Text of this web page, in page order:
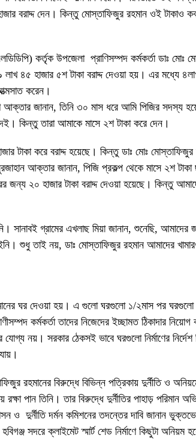
বরাদ্দ দেন। কিন্তু মোস্তাফিজুর রহমান ওই টাকাও
কর্তৃক উপজেলা প্রাণিসম্পদ কর্মকর্তা ডাঃ মোঃ
৪৫ হাজার ৫শ টাকা বরাদ্দ দেওয়া হয়। এর মধ্যে
করেন।
আক্তার জানান, তিনি ৩০ মাস ধরে আমি পিজির সদস্য
কিন্তু তারা আমাকে মাসে ২শ টাকা করে দেন।
টাকা করে বরাদ্দ হয়েছে। কিন্তু ডাঃ মোঃ মোস্তাফিজুর
আক্তার জানান, পিজি প্রকল্প থেকে মাসে ২শ টাকা
জন্য ২০ হাজার টাকা বরাদ্দ দেওয়া হয়েছে। কিন্তু
সানাবই গ্রামের এখলাছ মিয়া জানান, শুনেছি, আমাদের
শুধু তাই নয়, ডাঃ মোস্তাফিজুর রহমান আমাদের
ঘর দেওয়া হয়। এ গুলো ঘরগুলো ১/২মাস পর ঘরগুলো
কর্মকর্তা তাদের নিজেদের ইচ্ছামত ঠিকাদার নিয়োগ
যোগ্য নয়। সরকার ঠেকসই ভাবে ঘরগুলো নির্মাণের নির্দেশ
রহমানের বিরুদ্ধে বিভিন্ন পত্রিকায় দুর্নীতি ও
পান তিনি। তার বিরুদ্ধে দুর্নীতির পাহাড় পরিমান
ও দুর্নীতি দর্মন কমিশনের তদন্তের দাবি জানান
সদরে ক্লাইমেট স্মার্ট শেড নির্মাণে কিছুটা অনিয়ম